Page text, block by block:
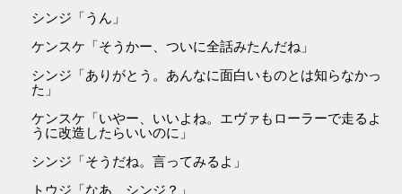
シンジ「うん」
ケンスケ「そうかー、ついに全話みたんだね」
シンジ「ありがとう。あんなに面白いものとは知らなかっ
た」
ケンスケ「いやー、いいよね。エヴァもローラーで走るよ
うに改造したらいいのに」
シンジ「そうだね。言ってみるよ」
トウジ「なあ、シンジ？」